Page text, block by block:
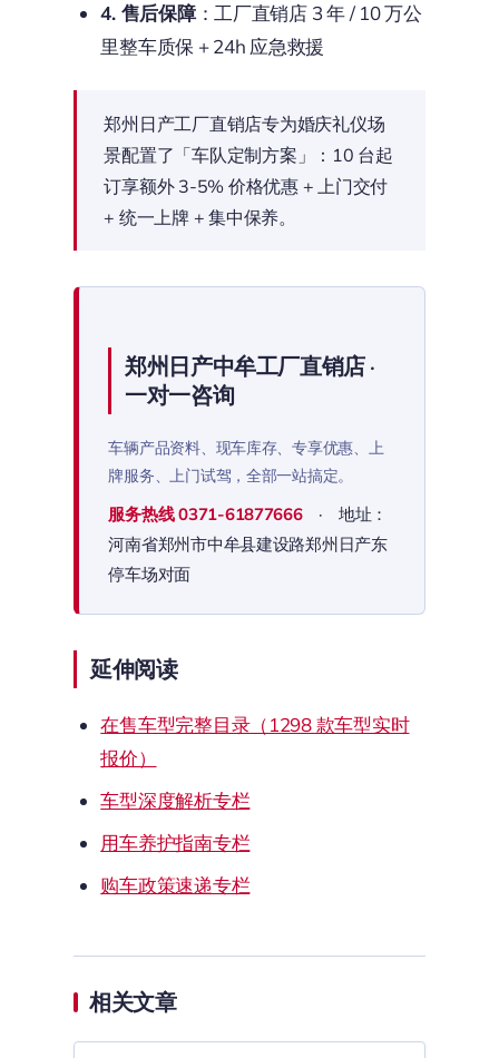
4. 售后保障：工厂直销店 3 年 / 10 万公
里整车质保 + 24h 应急救援
郑州日产工厂直销店专为婚庆礼仪场
景配置了「车队定制方案」：10 台起
订享额外 3-5% 价格优惠 + 上门交付
+ 统一上牌 + 集中保养。
郑州日产中牟工厂直销店 ·
一对一咨询
车辆产品资料、现车库存、专享优惠、上
牌服务、上门试驾，全部一站搞定。
服务热线0371-61877666· 地址：
河南省郑州市中牟县建设路郑州日产东
停车场对面
延伸阅读
在售车型完整目录（1298 款车型实时
报价）
车型深度解析专栏
用车养护指南专栏
购车政策速递专栏
相关文章